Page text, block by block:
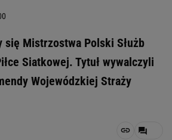
się Mistrzostwa Polski Służb
Siatkowej. Tytuł wywalczyli
Wojewódzkiej Straży